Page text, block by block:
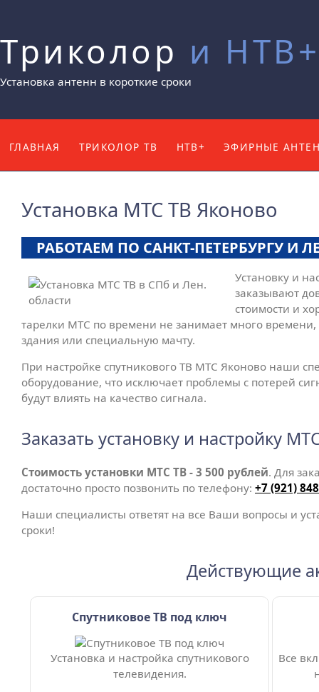
Триколор и
Установка антенн в короткие сроки
ГЛАВНАЯ ТРИКОЛОР ТВ НТВ+ ЭФИРНЫЕ
Установка МТС ТВ Яконово
РАБОТАЕМ ПО САНКТ-ПЕТЕРБУРГУ И
Установку и
заказывают
стоимости и
тарелки МТС по времени не занимает много времени,
здания или специальную мачту.
При настройке спутникового ТВ МТС Яконово наши
оборудование, что исключает проблемы с потерей
будут влиять на качество сигнала.
Заказать установку и настройку
Стоимость установки МТС ТВ - 3 500 рублей. Для
достаточно просто позвонить по телефону: +7 (921)
Наши специалисты ответят на все Ваши вопросы и
сроки!
Действующие
Спутниковое ТВ под ключ
Установка и настройка спутникового
телевидения.
Все